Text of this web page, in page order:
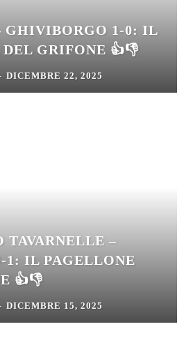
GHIVIBORGO 1-0: IL
GRIFONE 👍👎
DICEMBRE 22, 2025
TAVARNELLE –
1: IL PAGELLONE
👍👎
DICEMBRE 15, 2025